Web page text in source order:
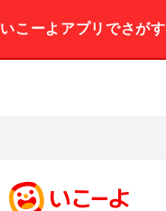
いこーよアプリでさがす